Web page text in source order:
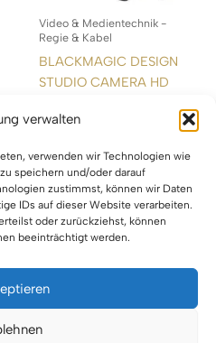
verwalten
verwenden wir Technologien wie
speichern und/oder darauf
zustimmst, können wir Daten
IDs auf dieser Website verarbeiten.
oder zurückziehst, können
beeinträchtigt werden.
Video & Medientechnik -
Regie & Kabel
BLACKMAGIC DESIGN
STUDIO CAMERA HD
WEITERLESEN